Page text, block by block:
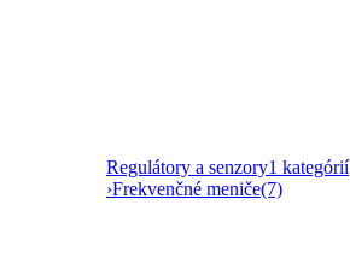
Regulátory a senzory1 kategórií
›Frekvenčné meniče(7)